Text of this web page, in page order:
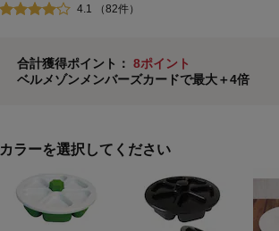
4.1 （82件）
合計獲得ポイント：8ポイント
ベルメゾンメンバーズカードで最大＋4倍
通常商品送料無料 返品引取無料（JCBのみ）
※メンバーズカードの加算ポイントはステージ倍率適
カラーを選択してください